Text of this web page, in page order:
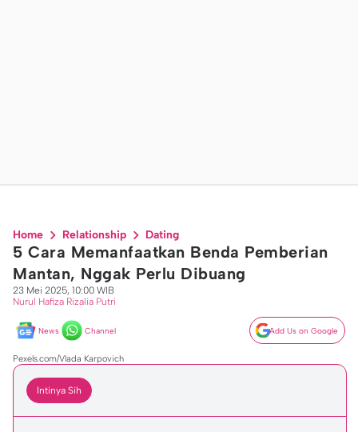
Home Relationship Dating
5 Cara Memanfaatkan Benda Pemberian
Mantan, Nggak Perlu Dibuang
23 Mei 2025, 10:00 WIB
Nurul Hafiza Rizalia Putri
News Channel Add Us on Google
Pexels.com/Vlada Karpovich
Intinya Sih